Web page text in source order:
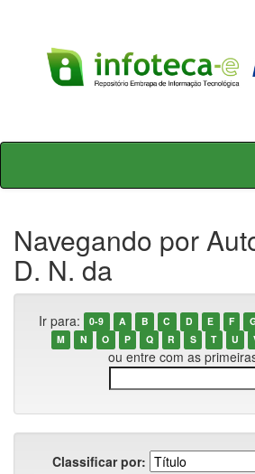
Skip
Navegando por
D. N. da
Ir para: 0-9 A B C D E F
M
N O P Q R S T U
ou entre com as
Classificar por: